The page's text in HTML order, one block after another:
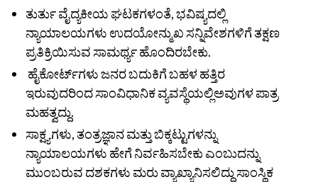
ತುರ್ತು ವೈದ್ಯಕೀಯ ಘಟಕಗಳಂತೆ, ಭವಿಷ್ಯದಲ್ಲಿ
ನ್ಯಾಯಾಲಯಗಳು ಉದಯೋನ್ಮುಖ ಸನ್ನಿವೇಶಗಳಿಗೆ ತಕ್ಷಣ
ಪ್ರತಿಕ್ರಿಯಿಸುವ ಸಾಮರ್ಥ್ಯ ಹೊಂದಿರಬೇಕು.
ಹೈಕೋರ್ಟ್‌ಗಳು ಜನರ ಬದುಕಿಗೆ ಬಹಳ ಹತ್ತಿರ
ಇರುವುದರಿಂದ ಸಾಂವಿಧಾನಿಕ ವ್ಯವಸ್ಥೆಯಲ್ಲಿಅವುಗಳ ಪಾತ್ರ
ಮಹತ್ವದ್ದು.
ಸಾಕ್ಷ್ಯಗಳು, ತಂತ್ರಜ್ಞಾನ ಮತ್ತು ಬಿಕ್ಕಟ್ಟುಗಳನ್ನು
ನ್ಯಾಯಾಲಯಗಳು ಹೇಗೆ ನಿರ್ವಹಿಸಬೇಕು ಎಂಬುದನ್ನು
ಮುಂಬರುವ ದಶಕಗಳು ಮರು ವ್ಯಾಖ್ಯಾನಿಸಲಿದ್ದು ಸಾಂಸ್ಥಿಕ